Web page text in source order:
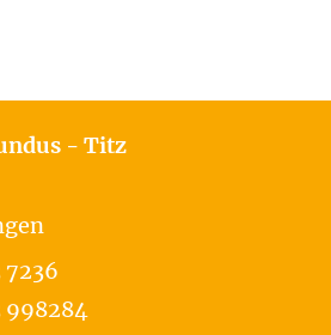
- Titz
998284